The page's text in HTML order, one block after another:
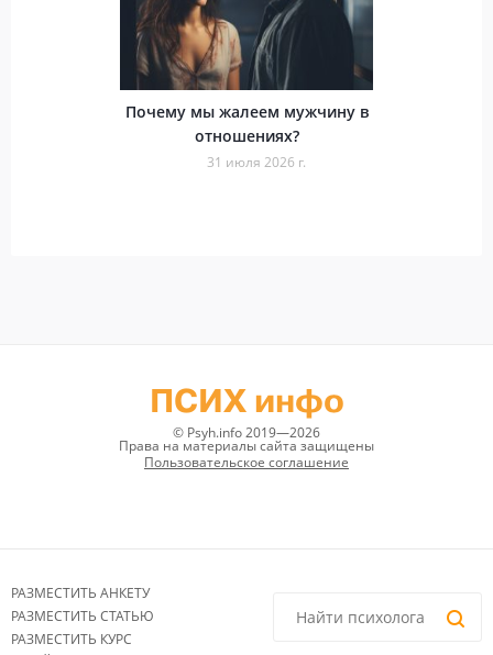
Почему мы жалеем мужчину в
отношениях?
31 июля 2026 г.
ПСИХ инфо
© Psyh.info 2019—2026
Права на материалы сайта защищены
Пользовательское соглашение
РАЗМЕСТИТЬ АНКЕТУ
РАЗМЕСТИТЬ СТАТЬЮ
РАЗМЕСТИТЬ КУРС